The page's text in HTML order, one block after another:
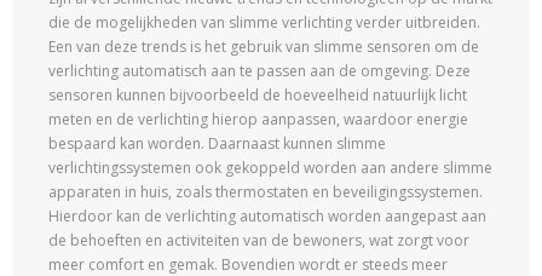
die de mogelijkheden van slimme verlichting verder uitbreiden.
Een van deze trends is het gebruik van slimme sensoren om de
verlichting automatisch aan te passen aan de omgeving. Deze
sensoren kunnen bijvoorbeeld de hoeveelheid natuurlijk licht
meten en de verlichting hierop aanpassen, waardoor energie
bespaard kan worden. Daarnaast kunnen slimme
verlichtingssystemen ook gekoppeld worden aan andere slimme
apparaten in huis, zoals thermostaten en beveiligingssystemen.
Hierdoor kan de verlichting automatisch worden aangepast aan
de behoeften en activiteiten van de bewoners, wat zorgt voor
meer comfort en gemak. Bovendien wordt er steeds meer